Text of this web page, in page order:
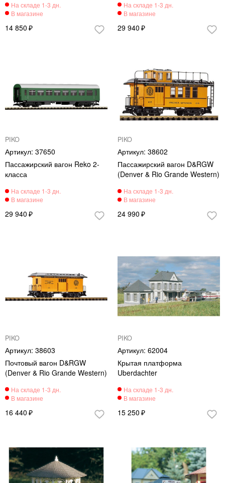
14 850 29 940
PIKO
37650
Пассажирский вагон Reko 2-
класса
29 940
PIKO
38602
Пассажирский вагон D&RGW
(Denver & Rio Grande Western)
24 990
PIKO
38603
Почтовый вагон D&RGW
(Denver & Rio Grande Western)
16 440
PIKO
62004
Крытая платформа
Uberdachter
15 250